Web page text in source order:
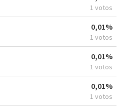
1 votos
0,01%
1 votos
0,01%
1 votos
0,01%
1 votos